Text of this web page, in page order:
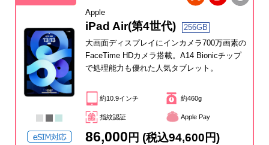
Apple
iPad Air(第4世代)
256GB
大画面ディスプレイにインカメラ700万画素の
FaceTime HDカメラ搭載。A14 Bionicチップ
で処理能力も優れた人気タブレット。
約10.9インチ 約460g
指紋認証 Apple Pay
86,000 円 (税込94,600円)